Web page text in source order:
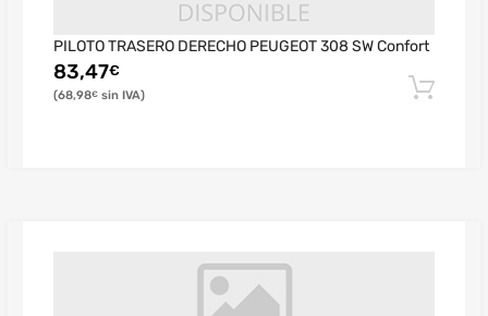
PILOTO TRASERO DERECHO PEUGEOT 308 SW Confort
83,47€
68,98€